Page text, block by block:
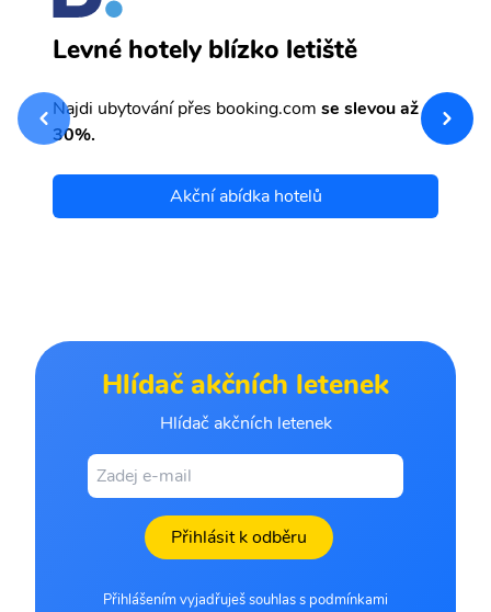
Levné hotely blízko letiště
Najdi ubytování přes booking.com se slevou až
30%.
Akční abídka hotelů
Hlídač akčních letenek
Hlídač akčních letenek
Přihlásit k odběru
Přihlášením vyjadřuješ souhlas s podmínkami